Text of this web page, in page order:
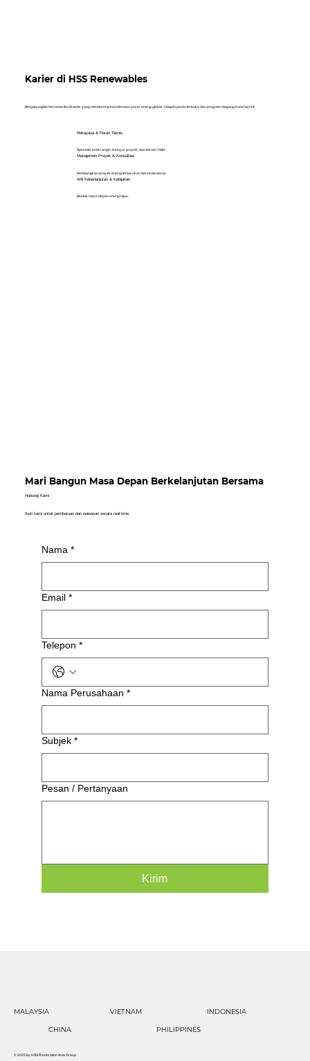
Karier di HSS Renewables
Bergabunglah bersama tim dinamis yang mendorong transformasi pasar energi global. Jelajahi posisi terbuka dan program magang kami hari ini!
Rekayasa & Peran Teknis
Spesialis turbin angin, insinyur proyek, dan teknisi O&M.
Manajemen Proyek & Konsultasi
Kembangkan proyek energi terbarukan berskala besar.
Ahli Keberlanjutan & Kebijakan
Bentuk masa depan energi hijau.
Hubungi Kami
Mari Bangun Masa Depan Berkelanjutan Bersama
Ikuti kami untuk pembaruan dan wawasan secara real-time.
Nama *
Email *
Telepon *
Nama Perusahaan *
Subjek *
Pesan / Pertanyaan
Kirim
© 2025 by HSS Restoration Asia Group
MALAYSIA VIETNAM INDONESIA
CHINA PHILIPPINES